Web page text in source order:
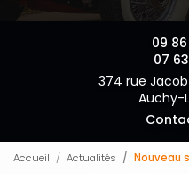
09
07
374 rue
Auchy-
Accueil Actualités Nouveau